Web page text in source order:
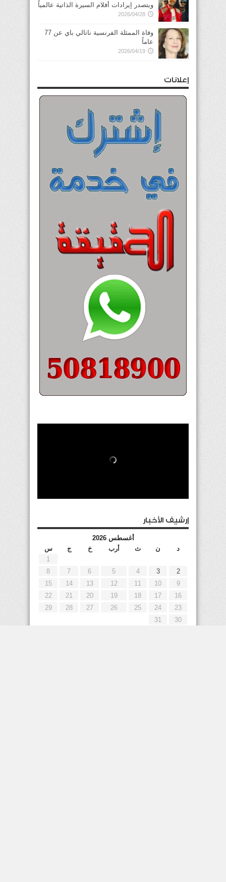
ويتصدر إيرادات أفلام السيرة الذاتية عالمياً
2026/04/28
وفاة الممثلة الفرنسية ناتالي باي عن 77
عاماً
2026/04/19
إعلانات
إرشيف الأخبار
أغسطس 2026
د
ن ث أرب خ ج
س
1
2
3
4
5
6
7
8
9
10
11
12
13
14
15
16
17
18
19
20
21
22
23
24
25
26
27
28
29
30
31